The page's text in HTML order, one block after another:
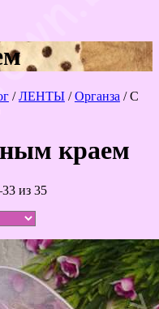
/ЛЕНТЫ/Органза / С
краем
из 35Сортировка: